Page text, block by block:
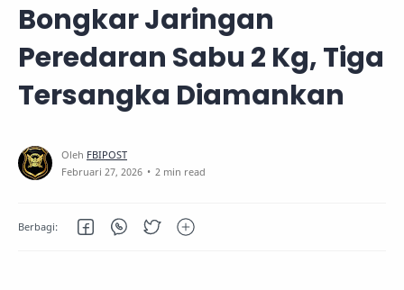
Bongkar Jaringan
Peredaran Sabu 2 Kg, Tiga
Tersangka Diamankan
2 min read